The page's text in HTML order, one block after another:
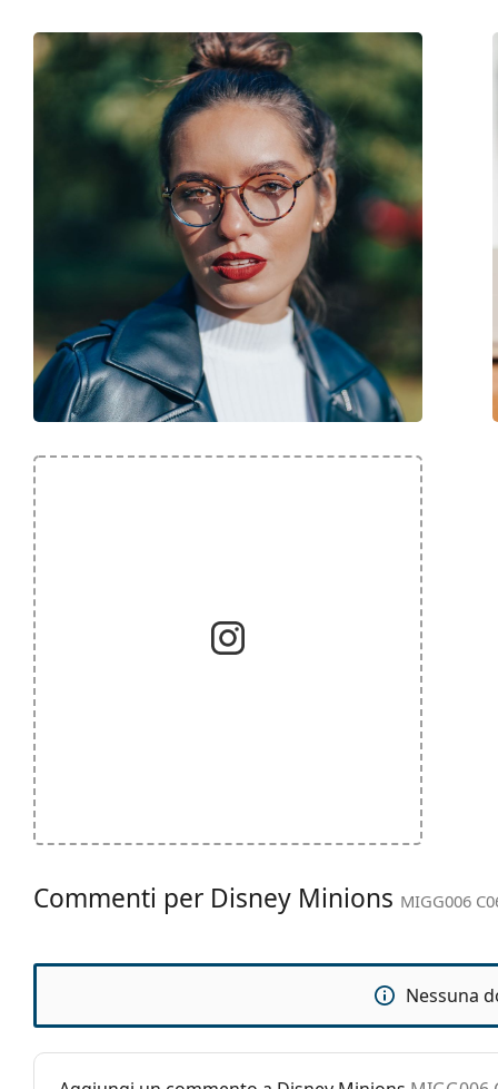
Categorie:
Occhiali da vista
Marca:
Disney
Codice:
MIGG006 C06 15 44
Commenti per Disney Minions MIGG006
Nessuna